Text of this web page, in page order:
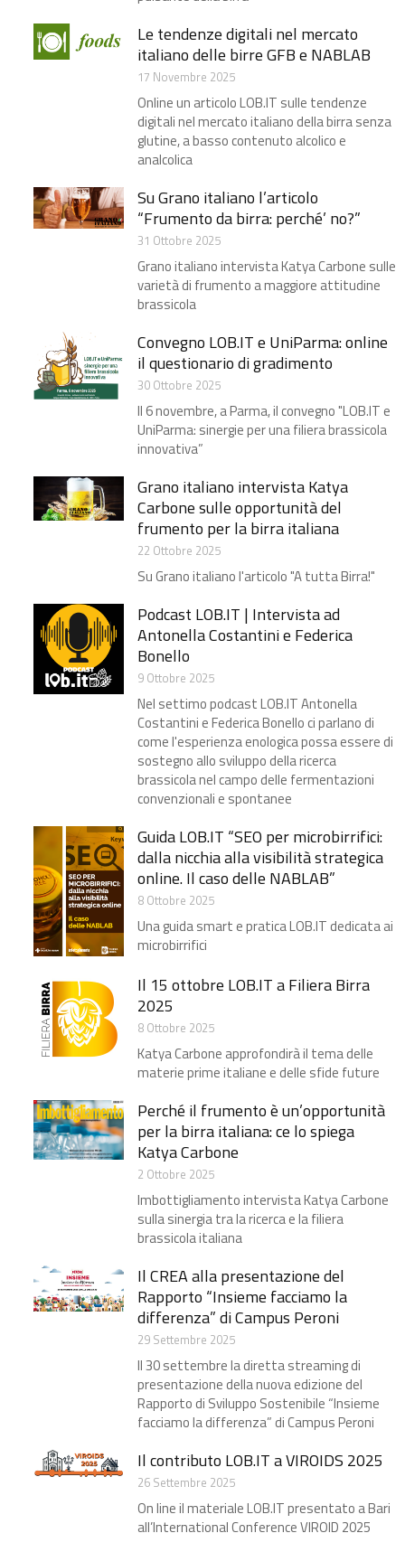
Le tendenze digitali nel mercato
italiano delle birre GFB e NABLAB
17 Novembre 2025
Online un articolo LOB.IT sulle tendenze
digitali nel mercato italiano della birra​ senza
glutine, a basso contenuto alcolico e
analcolica
Su Grano italiano l’articolo
“Frumento da birra: perché’ no?”
31 Ottobre 2025
Grano italiano intervista Katya Carbone​ sulle
varietà di frumento a maggiore attitudine
brassicola
Convegno LOB.IT e UniParma: online
il questionario di gradimento
30 Ottobre 2025
Il 6 novembre, a Parma, il convegno "LOB.IT e
UniParma: sinergie per una filiera brassicola
innovativa”
Grano italiano intervista Katya
Carbone​ sulle opportunità del
frumento per la birra italiana
22 Ottobre 2025
Su Grano italiano l'articolo "A tutta Birra!"
Podcast LOB.IT | Intervista ad
Antonella Costantini e Federica
Bonello
9 Ottobre 2025
Nel settimo podcast LOB.IT Antonella
Costantini e Federica Bonello ci parlano di
come l'esperienza enologica possa essere di
sostegno allo sviluppo della ricerca
brassicola nel campo delle fermentazioni
convenzionali e spontanee
Guida LOB.IT “SEO per microbirrifici:
dalla nicchia alla visibilità strategica
online. Il caso delle NABLAB​”
8 Ottobre 2025
Una guida smart e pratica LOB.IT dedicata ai
microbirrifici
Il 15 ottobre LOB.IT a Filiera Birra
2025
8 Ottobre 2025
Katya Carbone approfondirà il tema delle
materie prime italiane e delle sfide future
Perché il frumento è un’opportunità
per la birra italiana: ce lo spiega
Katya Carbone
2 Ottobre 2025
Imbottigliamento intervista Katya Carbone​
sulla sinergia tra la ricerca e la filiera
brassicola italiana
Il CREA alla presentazione del
Rapporto “Insieme facciamo la
differenza” di Campus Peroni
29 Settembre 2025
Il 30 settembre la diretta streaming di
presentazione della nuova edizione del
Rapporto di Sviluppo Sostenibile “Insieme
facciamo la differenza” di Campus Peroni
Il contributo LOB.IT a VIROIDS 2025
26 Settembre 2025
On line il materiale LOB.IT presentato a Bari
all’International Conference VIROID 2025